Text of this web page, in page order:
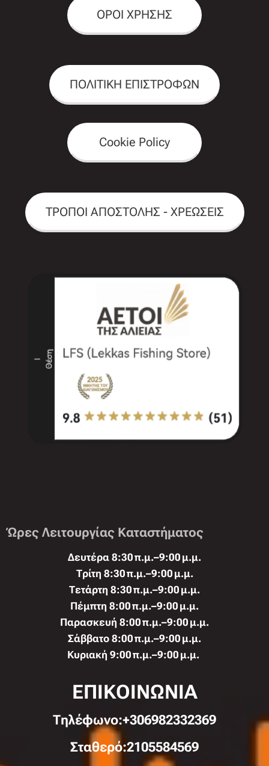
ΟΡΟΙ ΧΡΗΣΗΣ
ΠΟΛΙΤΙΚΗ ΕΠΙΣΤΡΟΦΩΝ
Cookie Policy
ΤΡΟΠΟΙ ΑΠΟΣΤΟΛΗΣ - ΧΡΕΩΣΕΙΣ
Ώρες Λειτουργίας Καταστήματος
Δευτέρα 8:30 π.μ.–9:00 μ.μ.
Τρίτη 8:30 π.μ.–9:00 μ.μ.
Τετάρτη 8:30 π.μ.–9:00 μ.μ.
Πέμπτη 8:00 π.μ.–9:00 μ.μ.
Παρασκευή 8:00 π.μ.–9:00 μ.μ.
Σάββατο 8:00 π.μ.–9:00 μ.μ.
Κυριακή 9:00 π.μ.–9:00 μ.μ.
ΕΠΙΚΟΙΝΩΝΙΑ
Τηλέφωνo:+306982332369
Σταθερό:2105584569